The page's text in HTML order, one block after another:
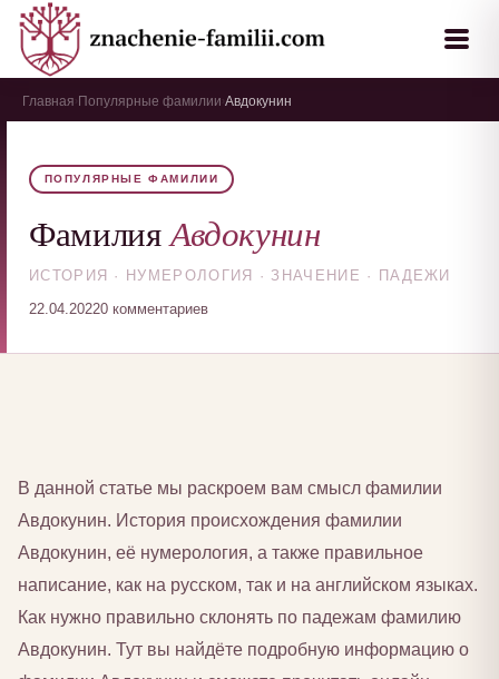
Главная Популярные фамилии Авдокунин
ПОПУЛЯРНЫЕ ФАМИЛИИ
ФамилияАвдокунин
ИСТОРИЯ · НУМЕРОЛОГИЯ · ЗНАЧЕНИЕ · ПАДЕЖИ
22.04.20220 комментариев
В данной статье мы раскроем вам смысл фамилии
Авдокунин. История происхождения фамилии
Авдокунин, её нумерология, а также правильное
написание, как на русском, так и на английском языках.
Как нужно правильно склонять по падежам фамилию
Авдокунин. Тут вы найдёте подробную информацию о